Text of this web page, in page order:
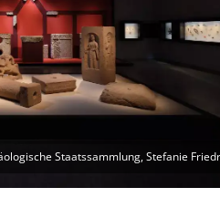
Staatssammlung, Stefanie